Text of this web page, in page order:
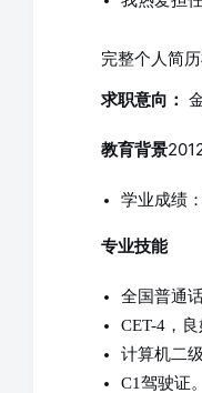
完整个人简历
求职意向：
教育背景
学业成绩
专业技能
全国普通
CET-4，
计算机二
C1驾驶证。